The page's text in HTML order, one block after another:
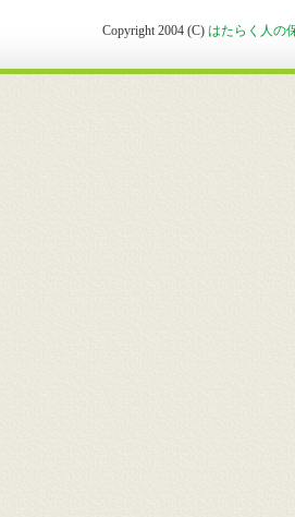
Copyright 2004 (C) はたらく人の